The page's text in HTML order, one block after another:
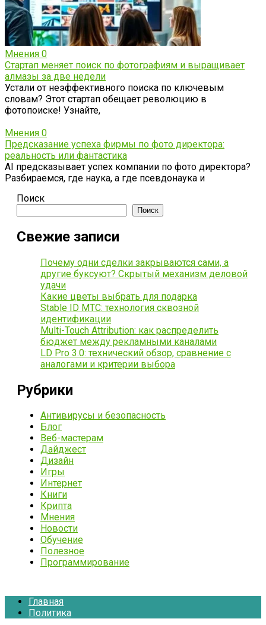
Мнения 0
Стартап меняет поиск по фотографиям и выращивает
алмазы за две недели
Устали от неэффективного поиска по ключевым
словам? Этот стартап обещает революцию в
фотопоиске! Узнайте,
Мнения 0
Предсказание успеха фирмы по фото директора:
реальность или фантастика
AI предсказывает успех компании по фото директора?
Разбираемся, где наука, а где псевдонаука и
Поиск
Поиск
Свежие записи
Почему одни сделки закрываются сами, а
другие буксуют? Скрытый механизм деловой
удачи
Какие цветы выбрать для подарка
Stable ID МТС: технология сквозной
идентификации
Multi-Touch Attribution: как распределить
бюджет между рекламными каналами
LD Pro 3.0: технический обзор, сравнение с
аналогами и критерии выбора
Рубрики
Антивирусы и безопасность
Блог
Веб-мастерам
Дайджест
Дизайн
Игры
Интернет
Книги
Крипта
Мнения
Новости
Обучение
Полезное
Программирование
Главная
Политика